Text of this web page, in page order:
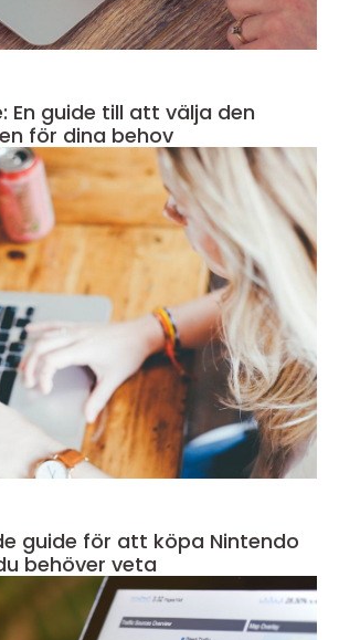
En guide till att välja den
för dina behov
guide för att köpa Nintendo
behöver veta